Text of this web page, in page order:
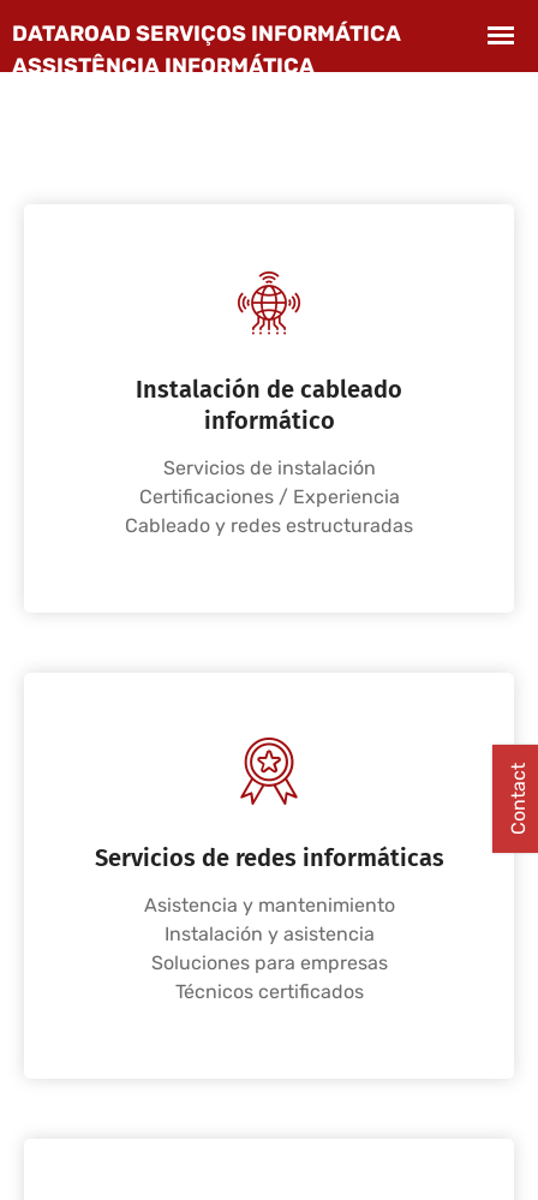
Instalación de cableado
informático
Servicios de instalación
Certificaciones / Experiencia
Cableado y redes estructuradas
Servicios de redes informáticas
Asistencia y mantenimiento
Instalación y asistencia
Soluciones para empresas
Técnicos certificados
Contact